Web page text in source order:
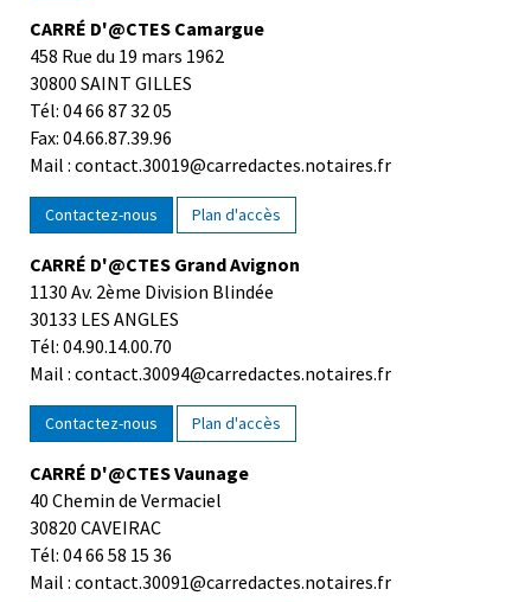
458 Rue du 19 mars 1962
30800 SAINT GILLES
Tél: 04 66 87 32 05
Fax: 04.66.87.39.96
Mail : contact.30019@carredactes.notaires.fr
Contactez-nous Plan d'accès
CARRÉ D'@CTES Grand Avignon
1130 Av. 2ème Division Blindée
30133 LES ANGLES
Tél: 04.90.14.00.70
Mail : contact.30094@carredactes.notaires.fr
Contactez-nous Plan d'accès
CARRÉ D'@CTES Vaunage
40 Chemin de Vermaciel
30820 CAVEIRAC
Tél: 04 66 58 15 36
Mail : contact.30091@carredactes.notaires.fr
Contactez-nous Plan d'accès